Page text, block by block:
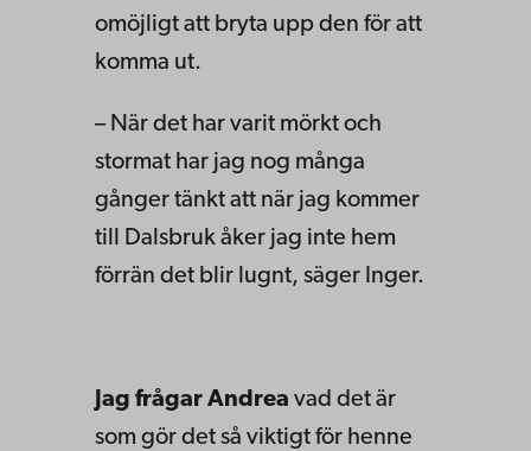
omöjligt att bryta upp den för att
komma ut.
– När det har varit mörkt och
stormat har jag nog många
gånger tänkt att när jag kommer
till Dalsbruk åker jag inte hem
förrän det blir lugnt, säger Inger.
Jag frågar Andrea vad det är
som gör det så viktigt för henne